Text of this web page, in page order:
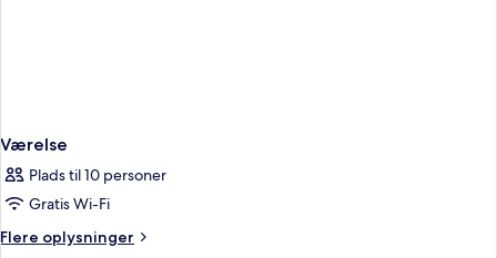
Værelse
Plads til 10 personer
Gratis Wi-Fi
Flere oplysninger
Flere